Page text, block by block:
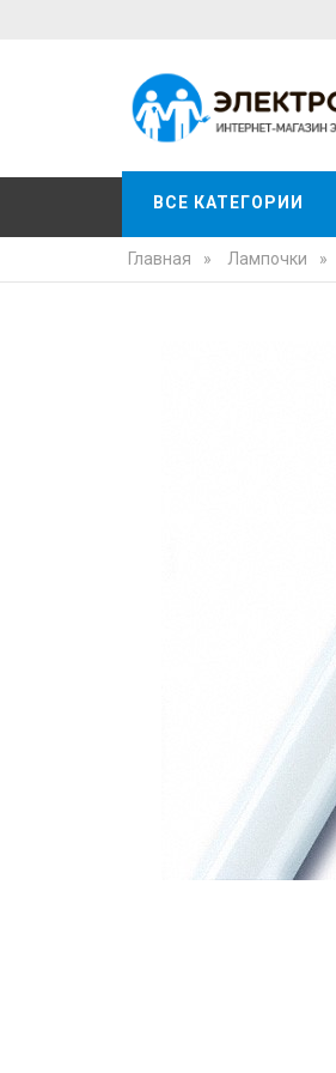
ВСЕ КАТЕГОРИИ
Главная » Лампочки »